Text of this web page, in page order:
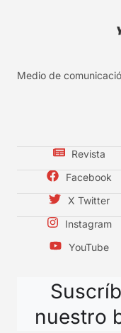
Medio de
Revista
Facebook
X Twitter
Instagram
YouTube
nuestro